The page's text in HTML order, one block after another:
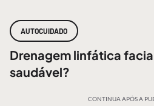
AUTOCUIDADO
Drenagem linfática
saudável?
CONTINUA APÓS A